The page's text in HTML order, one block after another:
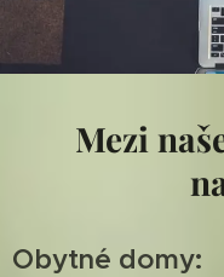
Mezi
Obytné domy: